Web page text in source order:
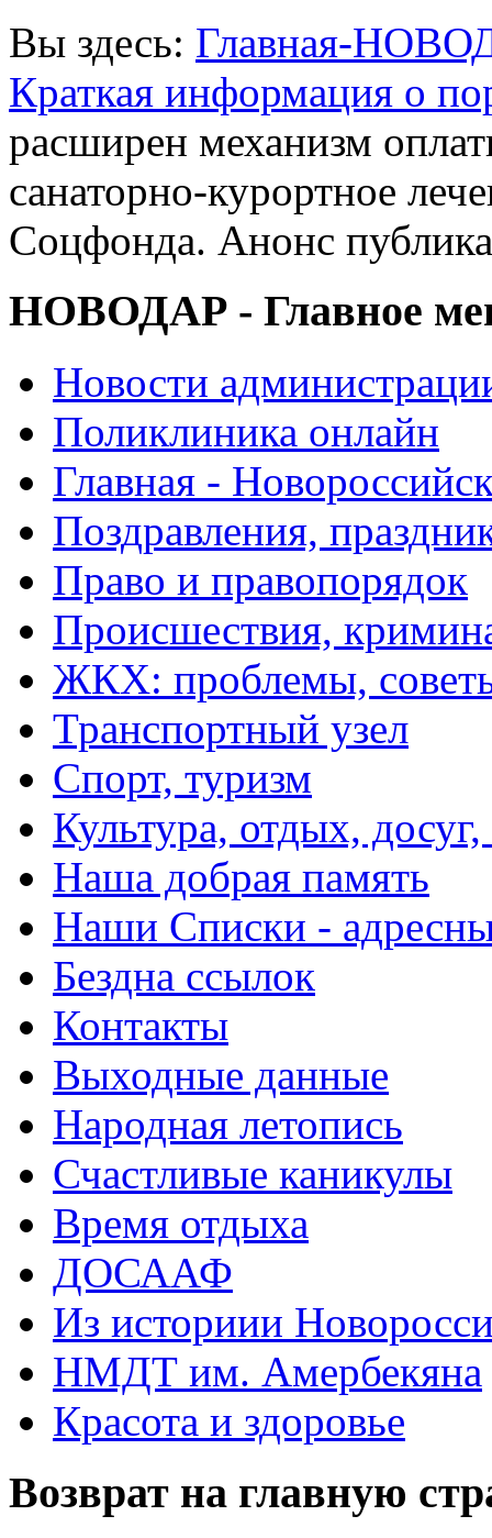
Вы здесь: Главная-
Краткая информация о
расширен механизм
санаторно-курортное
Соцфонда. Анонс
НОВОДАР - Главное
Новости
Поликлиника онлайн
Главная -
Поздравления,
Право и правопорядок
Происшествия,
ЖКХ: проблемы,
Транспортный узел
Спорт, туризм
Культура, отдых,
Наша добрая память
Наши Списки -
Бездна ссылок
Контакты
Выходные данные
Народная летопись
Счастливые каникулы
Время отдыха
ДОСААФ
Из историии
НМДТ им. Амербекяна
Красота и здоровье
Возврат на главную